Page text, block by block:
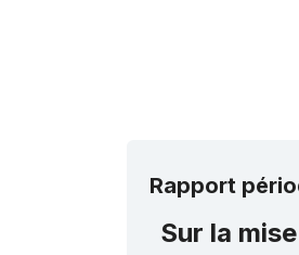
Rapport
Sur la